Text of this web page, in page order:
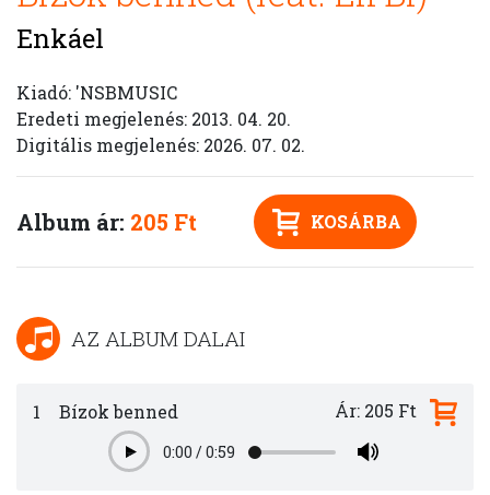
Enkáel
Kiadó: 'NSBMUSIC
Eredeti megjelenés: 2013. 04. 20.
Digitális megjelenés: 2026. 07. 02.
Album ár: 205 Ft KOSÁRBA
AZ ALBUM DALAI
1 Bízok benned
Play0:00 /0:59
Ár: 205 Ft